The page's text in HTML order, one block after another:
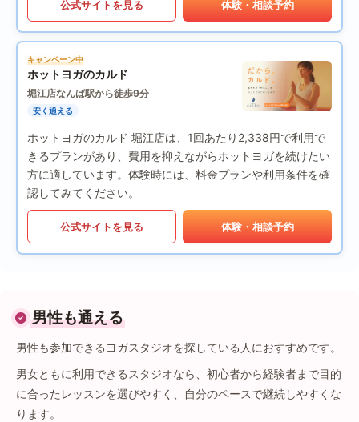
公式サイトを見る 体験・相談予約
キャンペーン中
ホットヨガのカルド
堀江店なんば駅から徒歩9分
安く通える
ホットヨガのカルド 堀江店は、1回あたり2,338円で利用で
きるプランがあり、費用を抑えながらホットヨガを続けたい
方に適しています。体験時には、料金プランや利用条件を確
認してみてください。
公式サイトを見る 体験・相談予約
男性も通える
男性も参加できるヨガスタジオを探している人におすすめです。
男女ともに利用できるスタジオなら、初心者から経験者まで目的
に合ったレッスンを選びやすく、自分のペースで継続しやすくな
ります。